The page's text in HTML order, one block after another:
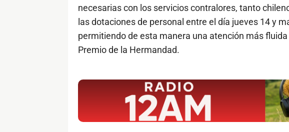
necesarias con los servicios contralores, tanto
las dotaciones de personal entre el día jueves 14 y
permitiendo de esta manera una atención más
Premio de la Hermandad.